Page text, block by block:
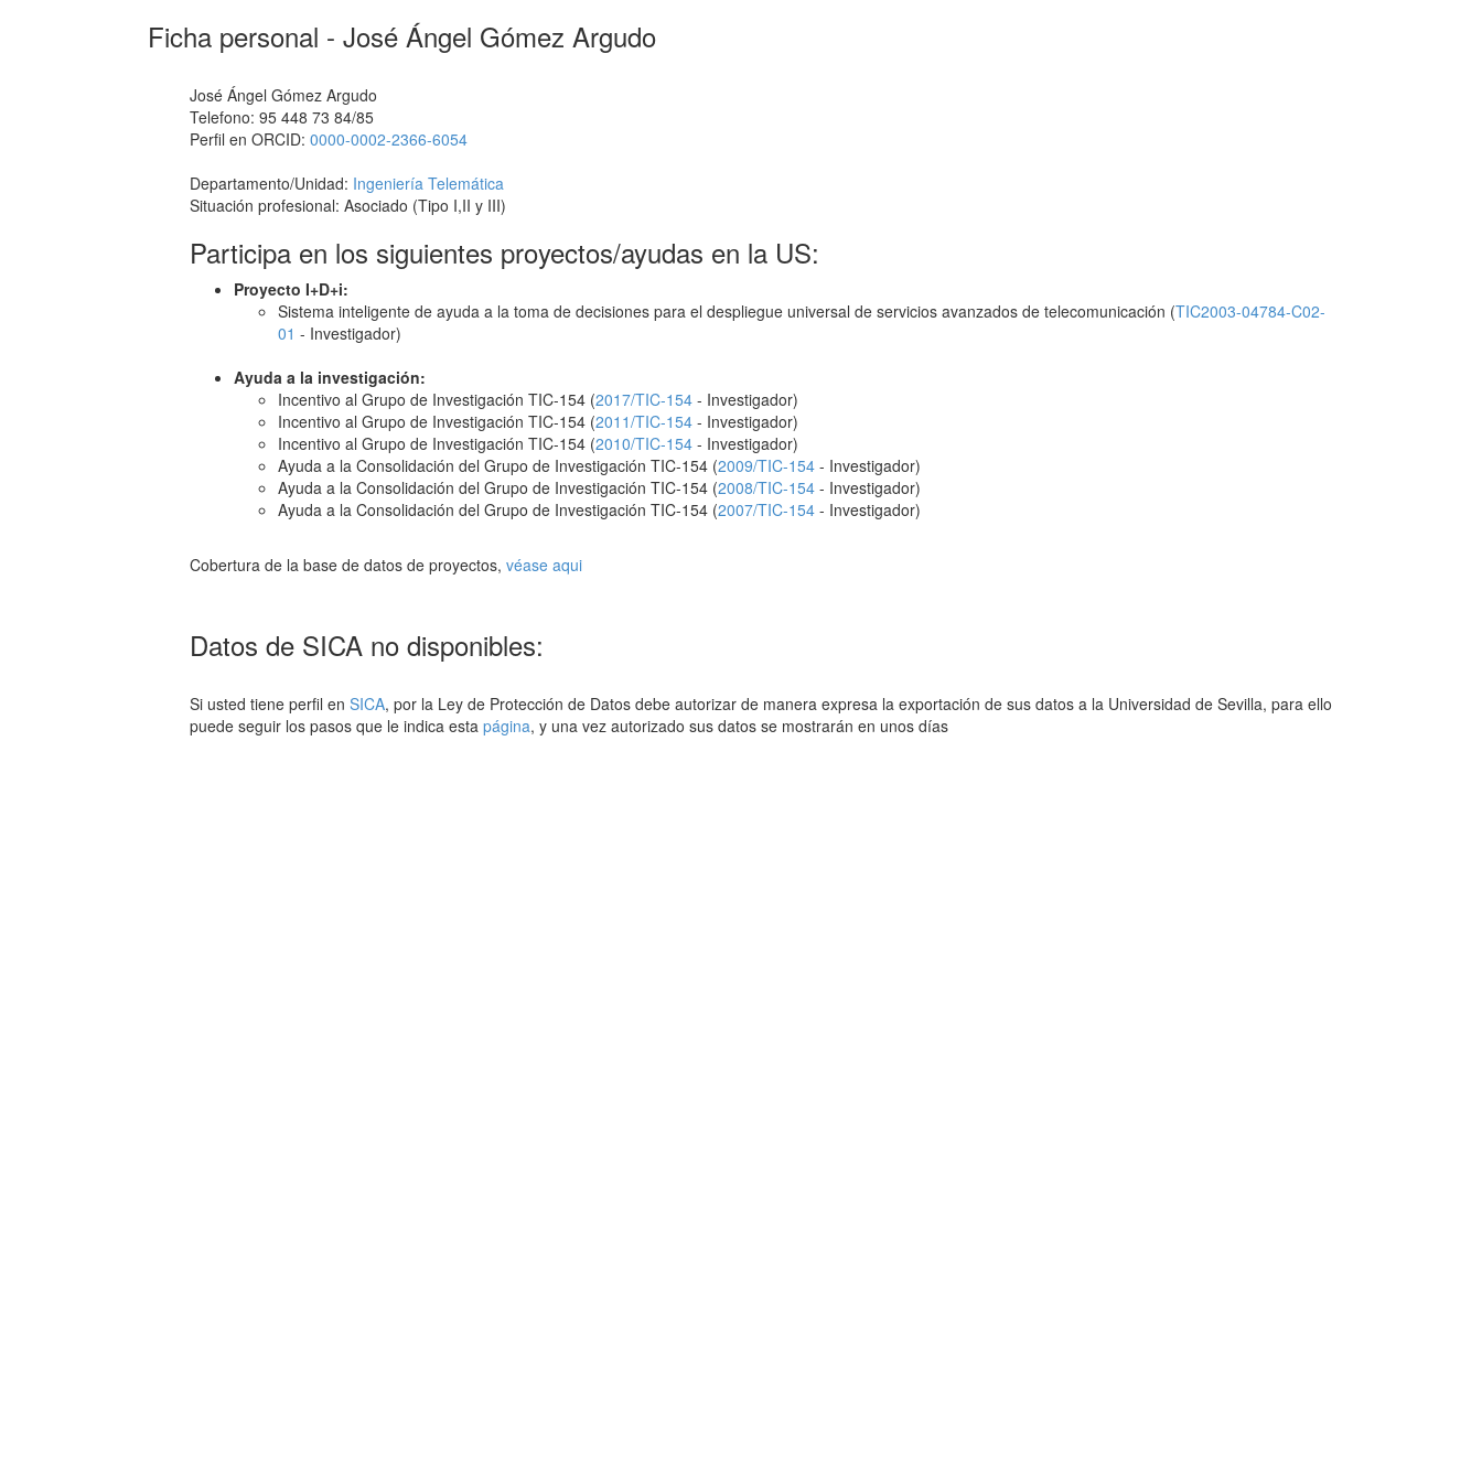
Ficha personal - José Ángel Gómez Argudo
José Ángel Gómez Argudo
Telefono: 95 448 73 84/85
Perfil en ORCID:0000-0002-2366-6054
Departamento/Unidad: Ingeniería Telemática
Situación profesional: Asociado (Tipo I,II y III)
Participa en los siguientes proyectos/ayudas en la US:
Proyecto I+D+i:
Sistema inteligente de ayuda a la toma de decisiones para el despliegue universal de servicios avanzados de telecomunicación (TIC2003-04784-C02-
01 - Investigador)
Ayuda a la investigación:
Incentivo al Grupo de Investigación TIC-154 (2017/TIC-154 - Investigador)
Incentivo al Grupo de Investigación TIC-154 (2011/TIC-154 - Investigador)
Incentivo al Grupo de Investigación TIC-154 (2010/TIC-154 - Investigador)
Ayuda a la Consolidación del Grupo de Investigación TIC-154 (2009/TIC-154 - Investigador)
Ayuda a la Consolidación del Grupo de Investigación TIC-154 (2008/TIC-154 - Investigador)
Ayuda a la Consolidación del Grupo de Investigación TIC-154 (2007/TIC-154 - Investigador)
Cobertura de la base de datos de proyectos,véase aqui
Datos de SICA no disponibles:
Si usted tiene perfil enSICA, por la Ley de Protección de Datos debe autorizar de manera expresa la exportación de sus datos a la Universidad de Sevilla, para ello
puede seguir los pasos que le indica estapágina, y una vez autorizado sus datos se mostrarán en unos días